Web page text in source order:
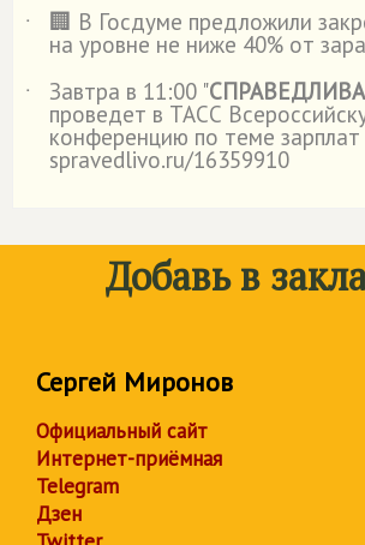
˙
🏢 В Госдуме предложили
на уровне не ниже 40% от
˙
Завтра в 11:00 "
проведет в ТАСС
конференцию по теме зарплат
spravedlivo.ru/16359910
Добавь в
Сергей Миронов
Официальный сайт
Интернет-приёмная
Telegram
Дзен